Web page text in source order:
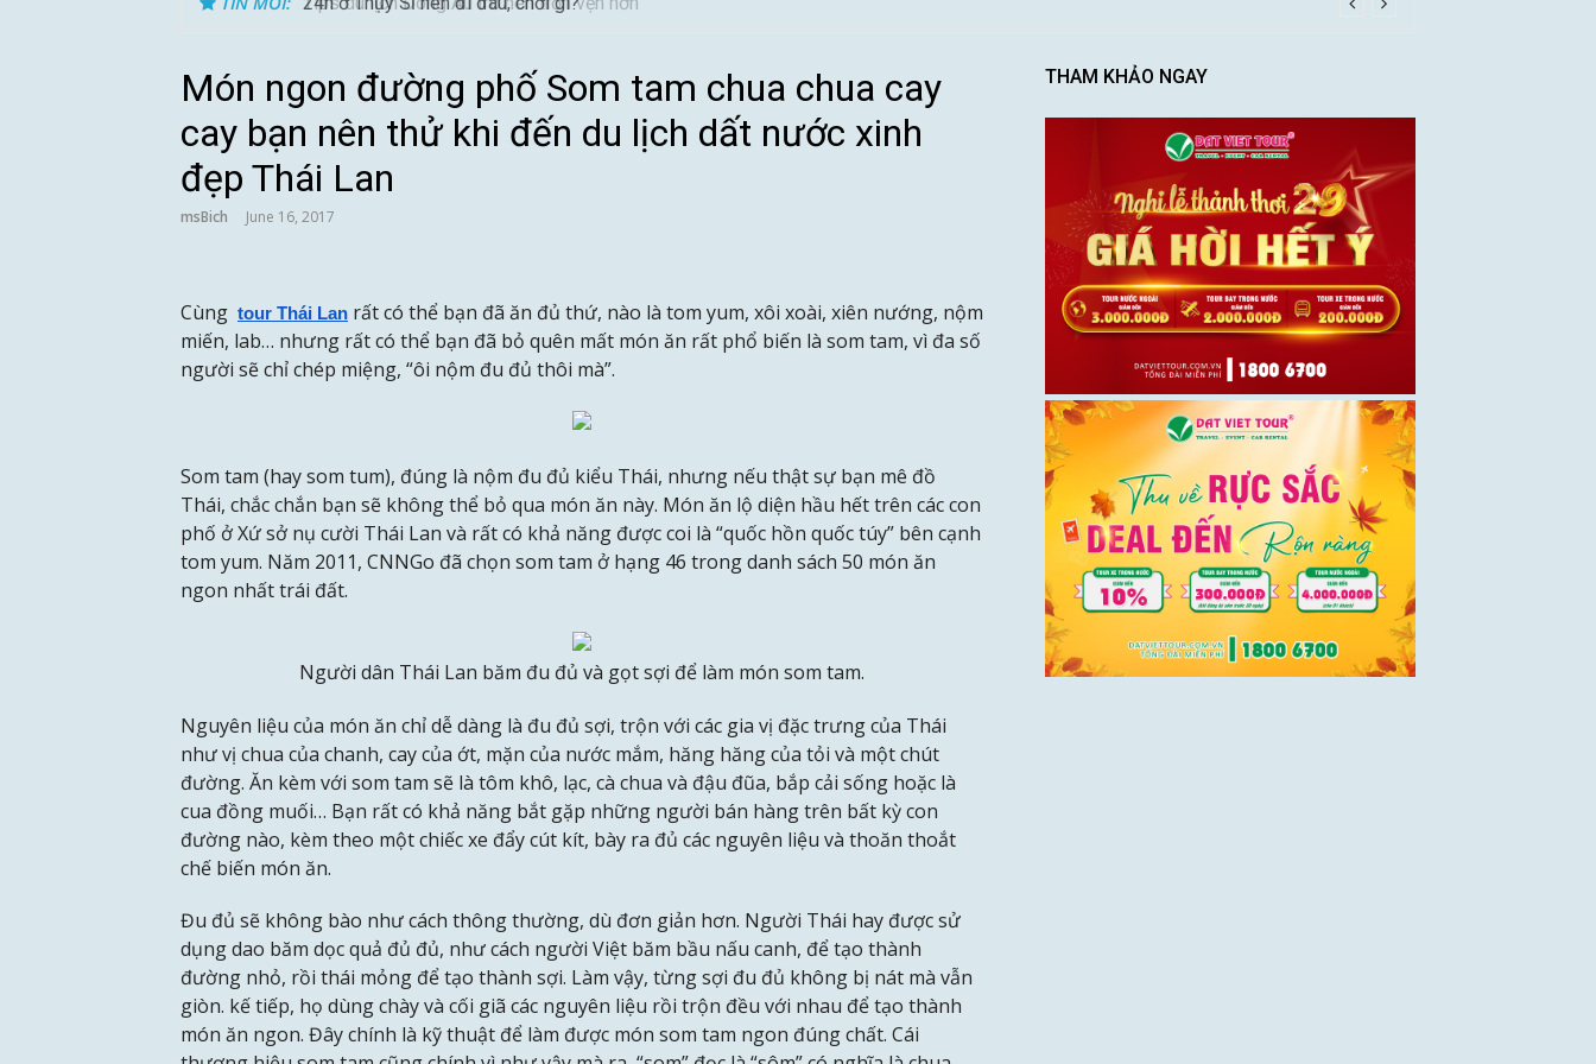
Món ngon đường phố Som tam chua chua cay
cay bạn nên thử khi đến du lịch dất nước xinh
đẹp Thái Lan
msBich June 16, 2017
Cùng tour Thái Lan rất có thể bạn đã ăn đủ thứ, nào là tom yum, xôi xoài, xiên nướng, nộm
miến, lab… nhưng rất có thể bạn đã bỏ quên mất món ăn rất phổ biến là som tam, vì đa số
người sẽ chỉ chép miệng, “ôi nộm đu đủ thôi mà”.
Som tam (hay som tum), đúng là nộm đu đủ kiểu Thái, nhưng nếu thật sự bạn mê đồ
Thái, chắc chắn bạn sẽ không thể bỏ qua món ăn này. Món ăn lộ diện hầu hết trên các con
phố ở Xứ sở nụ cười Thái Lan và rất có khả năng được coi là “quốc hồn quốc túy” bên cạnh
tom yum. Năm 2011, CNNGo đã chọn som tam ở hạng 46 trong danh sách 50 món ăn
ngon nhất trái đất.
Người dân Thái Lan băm đu đủ và gọt sợi để làm món som tam.
Nguyên liệu của món ăn chỉ dễ dàng là đu đủ sợi, trộn với các gia vị đặc trưng của Thái
như vị chua của chanh, cay của ớt, mặn của nước mắm, hăng hăng của tỏi và một chút
đường. Ăn kèm với som tam sẽ là tôm khô, lạc, cà chua và đậu đũa, bắp cải sống hoặc là
cua đồng muối… Bạn rất có khả năng bắt gặp những người bán hàng trên bất kỳ con
đường nào, kèm theo một chiếc xe đẩy cút kít, bày ra đủ các nguyên liệu và thoăn thoắt
chế biến món ăn.
Đu đủ sẽ không bào như cách thông thường, dù đơn giản hơn. Người Thái hay được sử
dụng dao băm dọc quả đủ đủ, như cách người Việt băm bầu nấu canh, để tạo thành
đường nhỏ, rồi thái mỏng để tạo thành sợi. Làm vậy, từng sợi đu đủ không bị nát mà vẫn
giòn. kế tiếp, họ dùng chày và cối giã các nguyên liệu rồi trộn đều với nhau để tạo thành
món ăn ngon. Đây chính là kỹ thuật để làm được món som tam ngon đúng chất. Cái
THAM KHẢO NGAY